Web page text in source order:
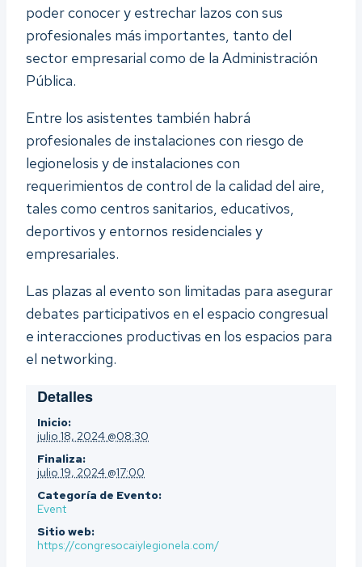
poder conocer y estrechar lazos con sus
profesionales más importantes, tanto del
sector empresarial como de la Administración
Pública.
Entre los asistentes también habrá
profesionales de instalaciones con riesgo de
legionelosis y de instalaciones con
requerimientos de control de la calidad del aire,
tales como centros sanitarios, educativos,
deportivos y entornos residenciales y
empresariales.
Las plazas al evento son limitadas para asegurar
debates participativos en el espacio congresual
e interacciones productivas en los espacios para
el networking.
Detalles
Inicio:
julio 18, 2024 @08:30
Finaliza:
julio 19, 2024 @17:00
Categoría de Evento:
Event
Sitio web:
https://congresocaiylegionela.com/